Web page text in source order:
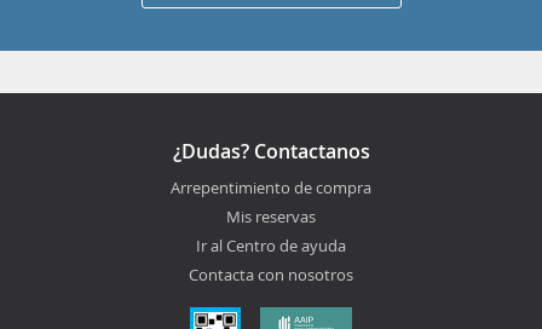
¿Dudas? Contactanos
Arrepentimiento de compra
Mis reservas
Ir al Centro de ayuda
Contacta con nosotros